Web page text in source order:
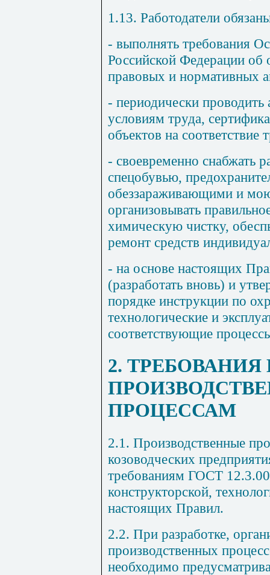
1.13. Работодатели
- выполнять требования
Российской Федерации об
правовых и нормативных
- периодически
условиям труда,
объектов на
- своевременно снабжать
спецобувью,
обеззараживающими и
организовывать
химическую чистку,
ремонт средств
- на основе настоящих
(разработать вновь) и
порядке инструкции по
технологические и
соответствующие
2. ТРЕБОВАНИЯ
ПРОЦЕССАМ
2.1. Производственные
козоводческих
требованиям ГОСТ
конструкторской,
настоящих Правил.
2.2. При разработке,
производственных
необходимо